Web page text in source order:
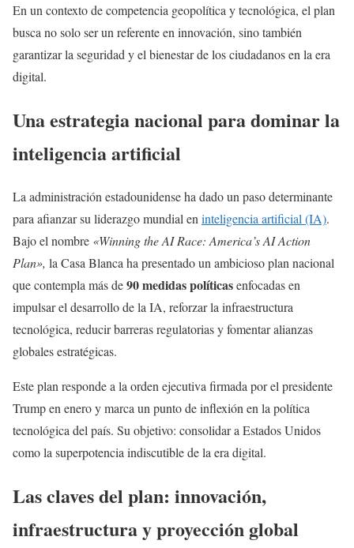
En un contexto de competencia geopolítica y tecnológica, el plan
busca no solo ser un referente en innovación, sino también
garantizar la seguridad y el bienestar de los ciudadanos en la era
digital.
Una estrategia nacional para dominar la
inteligencia artificial
La administración estadounidense ha dado un paso determinante
para afianzar su liderazgo mundial en inteligencia artificial (IA).
Bajo el nombre «Winning the AI Race: America’s AI Action
Plan», la Casa Blanca ha presentado un ambicioso plan nacional
que contempla más de90 medidas políticasenfocadas en
impulsar el desarrollo de la IA, reforzar la infraestructura
tecnológica, reducir barreras regulatorias y fomentar alianzas
globales estratégicas.
Este plan responde a la orden ejecutiva firmada por el presidente
Trump en enero y marca un punto de inflexión en la política
tecnológica del país. Su objetivo: consolidar a Estados Unidos
como la superpotencia indiscutible de la era digital.
Las claves del plan: innovación,
infraestructura y proyección global